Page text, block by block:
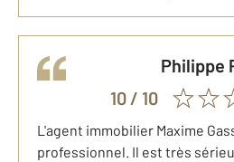
Philippe
10/ 10
L'agent immobilier Maxime
professionnel. Il est très